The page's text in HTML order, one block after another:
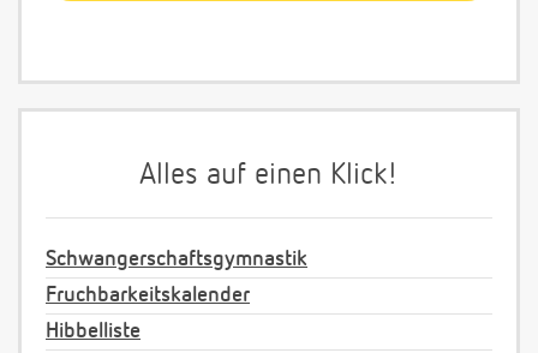
Alles auf einen Klick!
Schwangerschaftsgymnastik
Fruchbarkeitskalender
Hibbelliste